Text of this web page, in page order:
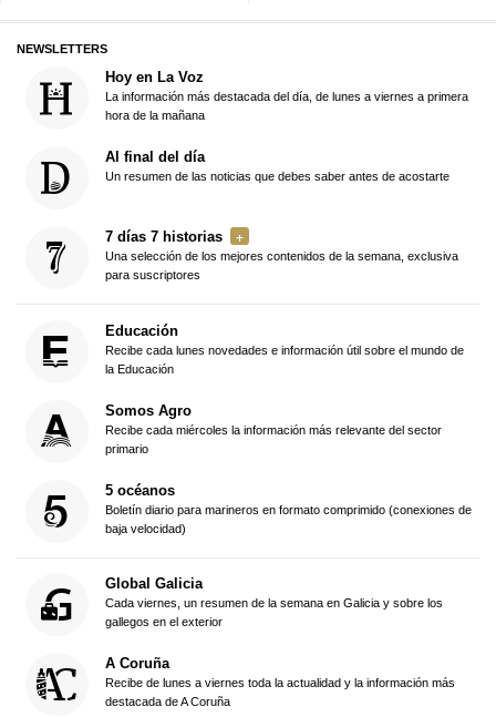
NEWSLETTERS
Hoy en La Voz
La información más destacada del día, de lunes a viernes a primera
hora de la mañana
Al final del día
Un resumen de las noticias que debes saber antes de acostarte
7 días 7 historias
Una selección de los mejores contenidos de la semana, exclusiva
para suscriptores
Educación
Recibe cada lunes novedades e información útil sobre el mundo de
la Educación
Somos Agro
Recibe cada miércoles la información más relevante del sector
primario
5 océanos
Boletín diario para marineros en formato comprimido (conexiones de
baja velocidad)
Global Galicia
Cada viernes, un resumen de la semana en Galicia y sobre los
gallegos en el exterior
A Coruña
Recibe de lunes a viernes toda la actualidad y la información más
destacada de A Coruña